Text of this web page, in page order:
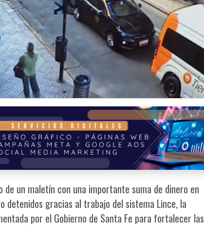
un maletín con una importante suma de dinero en
detenidos gracias al trabajo del sistema Lince, la
por el Gobierno de Santa Fe para fortalecer las